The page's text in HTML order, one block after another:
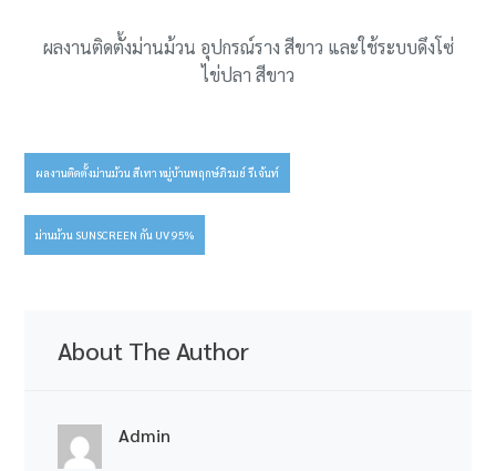
ผลงานติดตั้งม่านม้วน อุปกรณ์ราง สีขาว และใช้ระบบดึงโซ่
ไข่ปลา สีขาว
Post
navigation
ผลงานติดตั้งม่านม้วน สีเทา หมู่บ้านพฤกษ์ภิรมย์ รีเจ้นท์
ม่านม้วน SUNSCREEN กัน UV 95%
About The Author
Admin